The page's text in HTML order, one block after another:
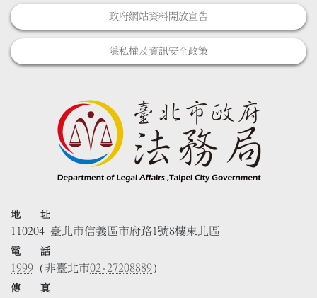
政府網站資料開放宣告
隱私權及資訊安全政策
地 址
110204 臺北市信義區市府路1號8樓東北區
電 話
1999 (非臺北市02-27208889)
傳 真